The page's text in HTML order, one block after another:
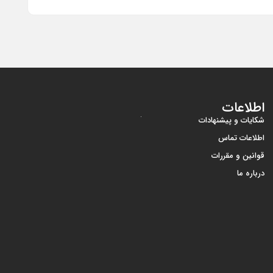
اطلاعات
شکایات و پیشنهادات
اطلاعات تماس
قوانین و مقررات
درباره ما